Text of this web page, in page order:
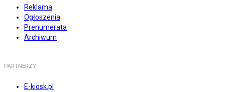
Reklama
Ogłoszenia
Prenumerata
Archiwum
PARTNERZY
E-kiosk.pl